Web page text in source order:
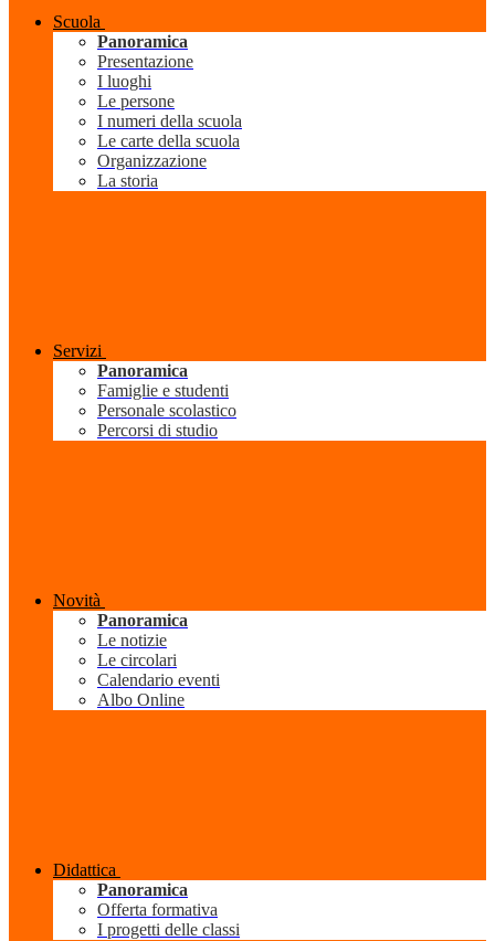
Scuola
Panoramica
Presentazione
I luoghi
Le persone
I numeri della scuola
Le carte della scuola
Organizzazione
La storia
Servizi
Panoramica
Famiglie e studenti
Personale scolastico
Percorsi di studio
Novità
Panoramica
Le notizie
Le circolari
Calendario eventi
Albo Online
Didattica
Panoramica
Offerta formativa
I progetti delle classi